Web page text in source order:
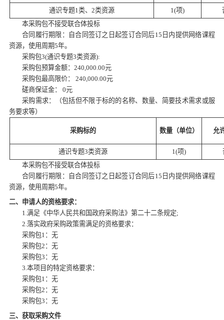
通识专题1类、2类资源 1(项)
本采购包不接受联合体投标
合同履行期限：自合同签订之日起签订合同后15日内提供网络课程
资源，使用周期5年。
采购包3(通识专题3类资源):
采购包预算金额： 240,000.00元
采购包最高限价：
240,000.00元
磋商保证金：
0元
采购需求：（包括但不限于标的的名称、数量、简要技术需求或服
务要求等）
采购标的 数量（单位） 允
通识专题3类资源 1(项)
本采购包不接受联合体投标
合同履行期限：自合同签订之日起签订合同后15日内提供网络课程
资源，使用周期5年。
二、申请人的资格要求：
1.满足《中华人民共和国政府采购法》第二十二条规定;
2.落实政府采购政策需满足的资格要求：
采购包1：无
采购包2：无
采购包3：无
3.本项目的特定资格要求：
采购包1：无
采购包2：无
采购包3：无
三、获取采购文件